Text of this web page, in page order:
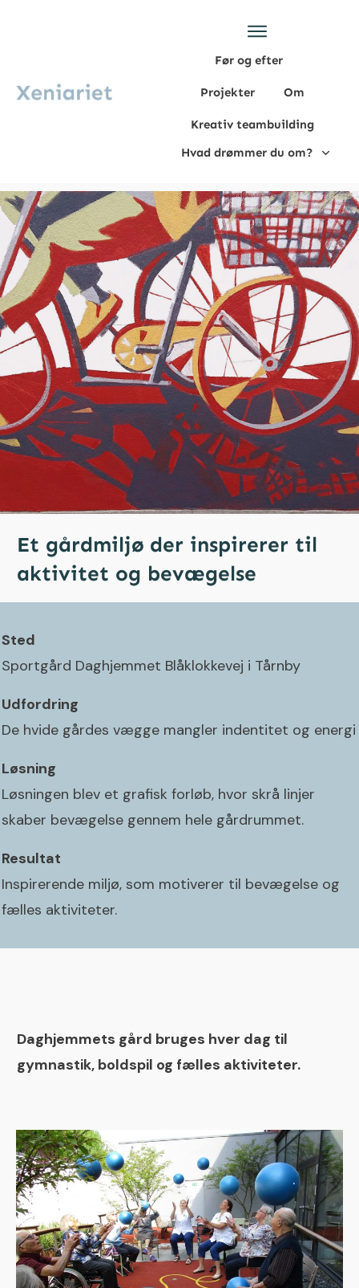
Før og efter
Projekter Om
Kreativ teambuilding
Hvad drømmer du om?
Et gårdmiljø der inspirerer til
aktivitet og bevægelse
Sted
Sportgård Daghjemmet Blåklokkevej i Tårnby
Udfordring
De hvide gårdes vægge mangler indentitet og energi
Løsning
Løsningen blev et grafisk forløb, hvor skrå linjer
skaber bevægelse gennem hele gårdrummet.
Resultat
Inspirerende miljø, som motiverer til bevægelse og
fælles aktiviteter.
Daghjemmets gård bruges hver dag til
gymnastik, boldspil og fælles aktiviteter.